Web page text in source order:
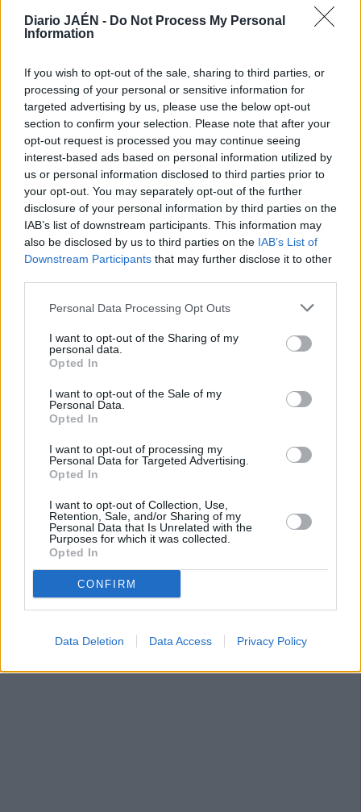
Diario JAÉN - Do Not Process My Personal
Information
If you wish to opt-out of the sale, sharing to third parties, or
processing of your personal or sensitive information for
targeted advertising by us, please use the below opt-out
section to confirm your selection. Please note that after your
opt-out request is processed you may continue seeing
interest-based ads based on personal information utilized by
us or personal information disclosed to third parties prior to
your opt-out. You may separately opt-out of the further
disclosure of your personal information by third parties on the
IAB’s list of downstream participants. This information may
also be disclosed by us to third parties on the IAB’s List of
Downstream Participants that may further disclose it to other
Personal Data Processing Opt Outs
I want to opt-out of the Sharing of my
personal data.
Opted In
I want to opt-out of the Sale of my
Personal Data.
Opted In
I want to opt-out of processing my
Personal Data for Targeted Advertising.
Opted In
I want to opt-out of Collection, Use,
Retention, Sale, and/or Sharing of my
Personal Data that Is Unrelated with the
Purposes for which it was collected.
Opted In
CONFIRM
Data Deletion Data Access Privacy Policy
Su apoyo será una parte determinante en el proyecto”,
recalcó el entrenador, satisfecho por el arranque de
puesto. “La clasificación actual no es significativa, aunque
sí importante para ganar en confianza. Intentaremos seguir
la dinámica”, concluyó.